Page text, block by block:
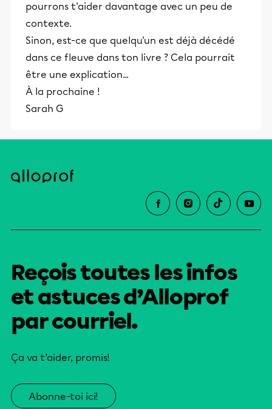
pourrons t'aider davantage avec un peu de
contexte.
Sinon, est-ce que quelqu'un est déjà décédé
dans ce fleuve dans ton livre ? Cela pourrait
être une explication...
À la prochaine !
Sarah G
Reçois toutes les infos
et astuces d’Alloprof
par courriel.
Ça va t’aider, promis!
Abonne-toi ici!